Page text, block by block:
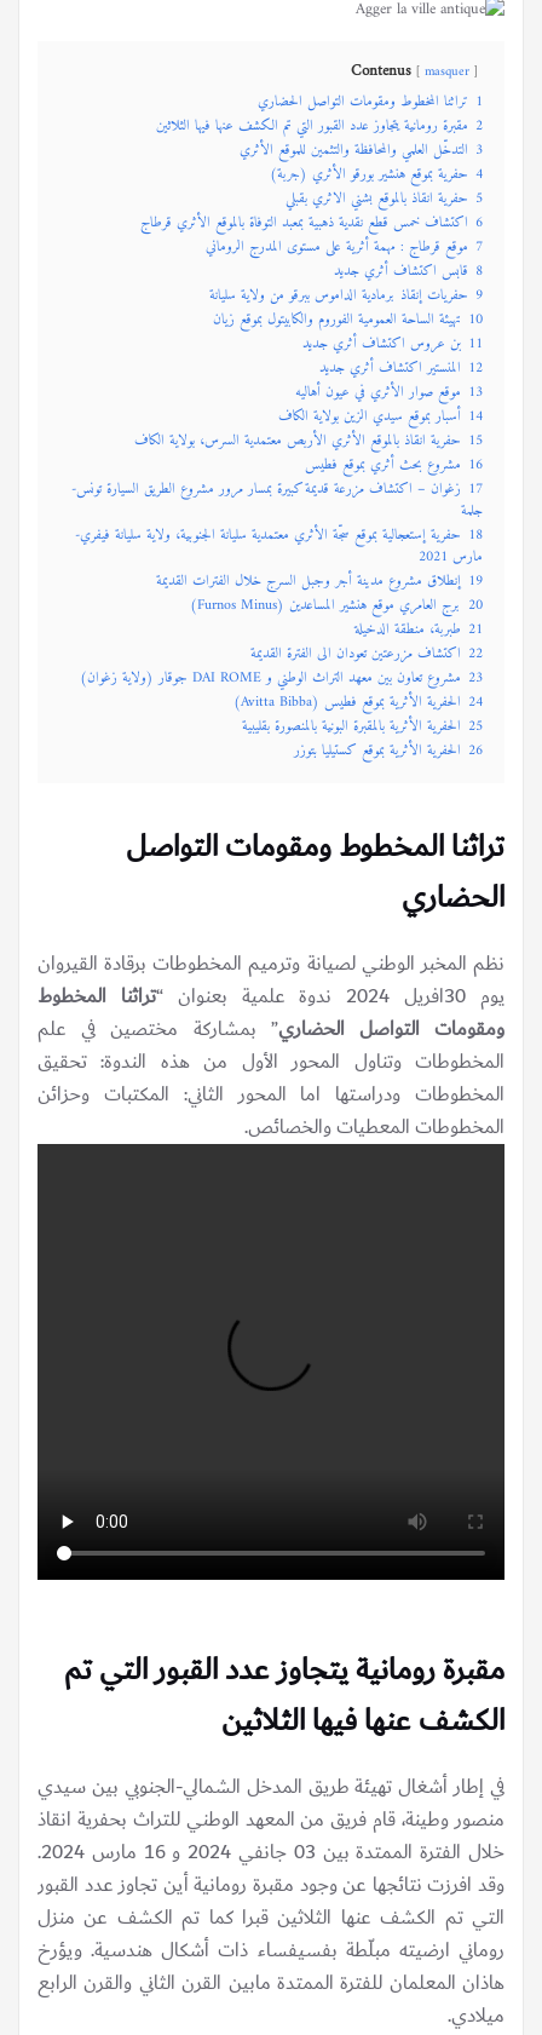
Contenus masquer
1 تراثنا المخطوط ومقومات التواصل الحضاري
2 مقبرة رومانية يتجاوز عدد القبور التي تم الكشف عنها فيها الثلاثين
3 التدخّل العلمي والمحافظة والتثمين للموقع الأثري
4 حفرية بموقع هنشير بورقو الأثري (جربة)
5 حفرية انقاذ بالموقع بشني الاثري بقبلي
6 اكتشاف خمس قطع نقدية ذهبية بمعبد التوفاة بالموقع الأثري قرطاج
7 موقع قرطاج : مهمة أثرية على مستوى المدرج الروماني
8 قابس اكتشاف أثري جديد
9 حفريات إنقاذ برمادية الداموس ببرقو من ولاية سليانة
10 تهيئة الساحة العمومية الفوروم والكابيتول بموقع زيان
11 بن عروس اكتشاف أثري جديد
12 المنستير اكتشاف أثري جديد
13 موقع صوار الأثري في عيون أهاليه
14 أسبار بموقع سيدي الزين بولاية الكاف
15 حفرية انقاذ بالموقع الأثري الأربص معتمدية السرس، بولاية الكاف
16 مشروع بحث أثري بموقع فطيس
17 زغوان – اكتشاف مزرعة قديمة كبيرة بمسار مرور مشروع الطريق السيارة تونس-
جلمة
18 حفرية إستعجالية بموقع سجّة الأثري معتمدية سليانة الجنوبية، ولاية سليانة فيفري-
مارس 2021
19 إنطلاق مشروع مدينة أجر وجبل السرج خلال الفترات القديمة
20 برج العامري موقع هنشير المساعدين (Furnos Minus)
21 طبربة، منطقة الدخيلة
22 اكتشاف مزرعتين تعودان الى الفترة القديمة
23 مشروع تعاون بين معهد التراث الوطني و DAI ROME جوقار (ولاية زغوان)
24 الحفرية الأثرية بموقع فطيس (Avitta Bibba)
25 الحفرية الأثرية بالمقبرة البونية بالمنصورة بقليبية
26 الحفرية الأثرية بموقع كستيليا بتوزر
تراثنا المخطوط ومقومات التواصل
الحضاري
نظم المخبر الوطني لصيانة وترميم المخطوطات برقادة القيروان
يوم 30افريل 2024 ندوة علمية بعنوان “
تراثنا المخطوط
ومقومات التواصل الحضاري” بمشاركة مختصين في علم
المخطوطات وتناول المحور الأول من هذه الندوة: تحقيق
المخطوطات ودراستها اما المحور الثاني: المكتبات وحزائن
المخطوطات المعطيات والخصائص.
مقبرة رومانية يتجاوز عدد القبور التي تم
الكشف عنها فيها الثلاثين
في إطار أشغال تهيئة طريق المدخل الشمالي-الجنوبي بين سيدي
منصور وطينة، قام فريق من المعهد الوطني للتراث بحفرية انقاذ
خلال الفترة الممتدة بين 03 جانفي 2024 و 16 مارس 2024.
وقد افرزت نتائجها عن وجود مقبرة رومانية أين تجاوز عدد القبور
التي تم الكشف عنها الثلاثين قبرا كما تم الكشف عن منزل
روماني ارضيته مبلّطة بفسيفساء ذات أشكال هندسية. ويؤرخ
هاذان المعلمان للفترة الممتدة مابين القرن الثاني والقرن الرابع
ميلادي.